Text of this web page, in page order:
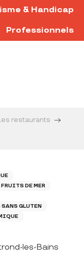
& Handicap
Professionnels
restaurants
FRUITS DE MER
SANS GLUTEN
les-Bains